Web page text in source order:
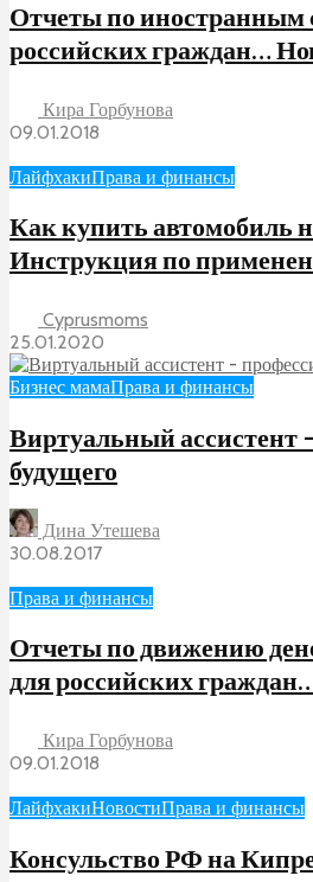
Отчеты по иностранным
российских граждан…
Кира Горбунова
09.01.2018
ЛайфхакиПрава и финансы
Как купить автомобиль
Инструкция по
Cyprusmoms
25.01.2020
Бизнес мамаПрава и финансы
Виртуальный ассистент
будущего
Дина Утешева
30.08.2017
Права и финансы
Отчеты по движению
для российских
Кира Горбунова
09.01.2018
ЛайфхакиНовостиПрава и финансы
Консульство РФ на